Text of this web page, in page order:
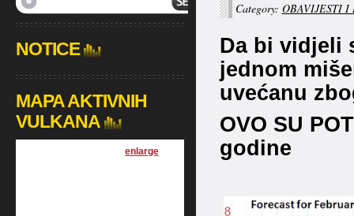
Category: OBAVIJESTI I
Da bi vidjeli
jednom
uvećanu
OVO SU
godine
NOTICE
MAPA AKTIVNIH
VULKANA
[enlarge